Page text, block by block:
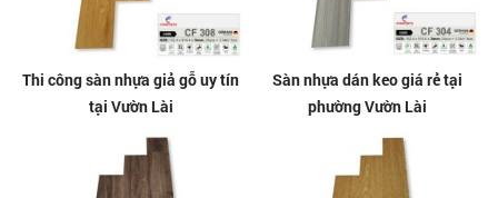
Thi công sàn nhựa giả gỗ uy tín
tại Vườn Lài
Sàn nhựa dán keo giá rẻ tại
phường Vườn Lài